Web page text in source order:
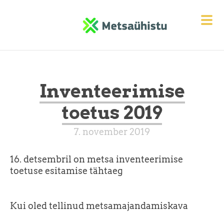
Inventeerimise
toetus 2019
7. november 2019
16. detsembril on metsa inventeerimise
toetuse esitamise tähtaeg
Kui oled tellinud metsamajandamiskava